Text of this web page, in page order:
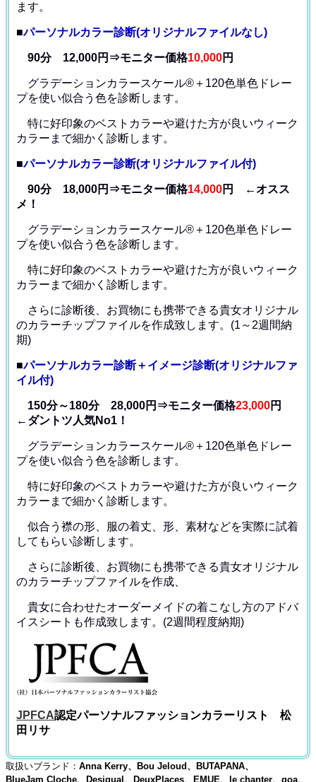
ます。
■パーソナルカラー診断(オリジナルファイルなし)
90分 12,000円⇒モニター価格10,000円
グラデーションカラースケール®＋120色単色ドレー
プを使い似合う色を診断します。
特に好印象のベストカラーや避けた方が良いウィーク
カラー まで細かく診断します。
■パーソナルカラー診断(オリジナルファイル付)
90分 18,000円⇒モニター価格14,000円 ←オスス
メ！
グラデーションカラースケール®＋120色単色ドレー
プを使い似合う色を診断します。
特に好印象のベストカラーや避けた方が良いウィーク
カラー まで細かく診断します。
さらに診断後、お買物にも携帯できる貴女オリジナル
のカラーチップファイルを作成致します。(1～2週間納
期)
■パーソナルカラー診断＋イメージ診断(オリジナルファ
イル付)
150分～180分 28,000円⇒モニター価格23,000円
←ダントツ人気No1！
グラデーションカラースケール®＋120色単色ドレー
プを使い似合う色を診断します。
特に好印象のベストカラーや避けた方が良いウィーク
カラー まで細かく診断します。
似合う襟の形、服の着丈、形、素材などを実際に試着
してもらい診断します。
さらに診断後、お買物にも携帯できる貴女オリジナル
のカラーチップファイルを作成、
貴女に合わせたオーダーメイドの着こなし方のアドバ
イス シートも作成致します。(2週間程度納期)
JPFCA認定パーソナルファッションカラーリスト 松
田リサ
取扱いブランド： Anna Kerry、Bou Jeloud、BUTAPANA、
BlueJam Cloche、Desigual、DeuxPlaces、EMUE、le chanter、goa、